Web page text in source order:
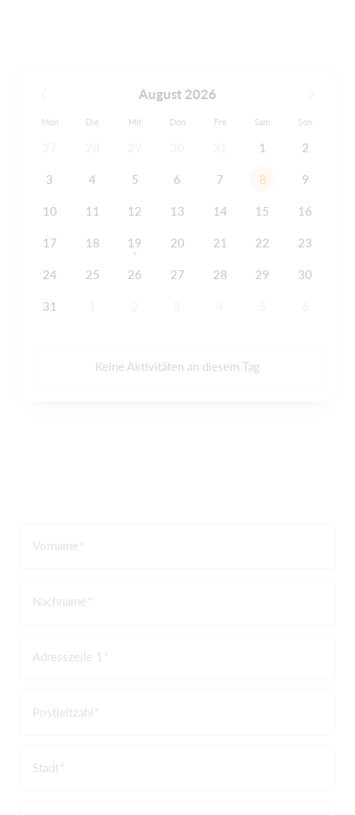
August 2026
Mon Die Mit Don Fre Sam Son
1 2
3 4 5 6 7 8 9
10 11 12 13 14 15 16
17 18 19 20 21 22 23
24 25 26 27 28 29 30
31
Keine Aktivitäten an diesem Tag
Vorname
Nachname
Adresszeile 1
Postleitzahl
Stadt